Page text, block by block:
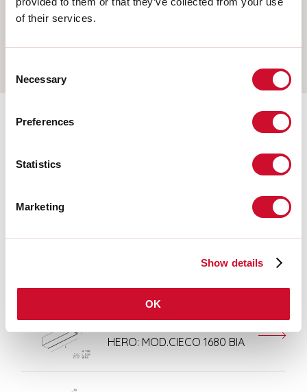
of their services.
Selection
Necessary
Preferences
Statistics
Marketing
Show details
OK
Accesorios adicionales
HERO: TESTATA OPALE PER
HERO: MOD.CIECO 1680 BIA